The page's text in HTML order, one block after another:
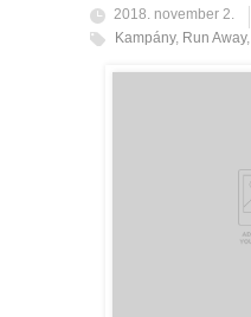
2018. november 2.
Kampány, Run Away,